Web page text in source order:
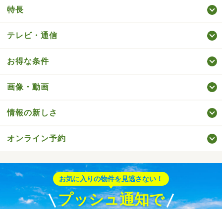
特長
テレビ・通信
お得な条件
画像・動画
情報の新しさ
オンライン予約
お気に入りの物件を見逃さない！
プッシュ通知で